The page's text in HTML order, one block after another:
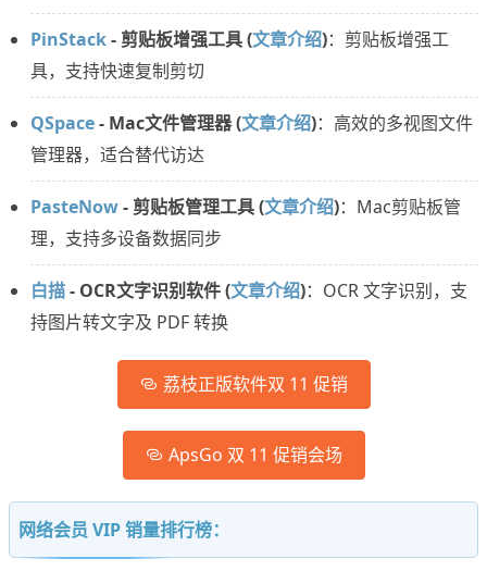
PinStack- 剪贴板增强工具 (文章介绍)：剪贴板增强工
具，支持快速复制剪切
QSpace- Mac文件管理器 (文章介绍)：高效的多视图文件
管理器，适合替代访达
PasteNow- 剪贴板管理工具 (文章介绍)：Mac剪贴板管
理，支持多设备数据同步
白描- OCR文字识别软件 (文章介绍)：OCR 文字识别，支
持图片转文字及 PDF 转换
荔枝正版软件双 11 促销
ApsGo 双 11 促销会场
网络会员 VIP 销量排行榜：